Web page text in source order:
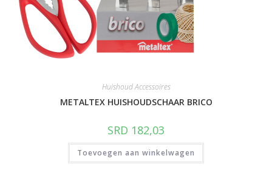
Huishoud Accessoires
METALTEX HUISHOUDSCHAAR BRICO
SRD 182,03
Toevoegen aan winkelwagen